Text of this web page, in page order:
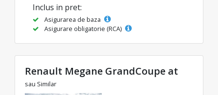
Inclus in pret:
Asigurarea de baza
Asigurare obligatorie (RCA)
Renault Megane GrandCoupe at
sau Similar